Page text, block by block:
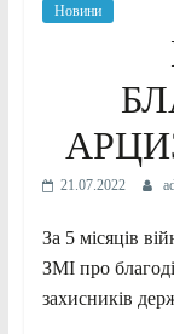
Новини
21.07.2022
За 5 місяців
ЗМІ про
захисників